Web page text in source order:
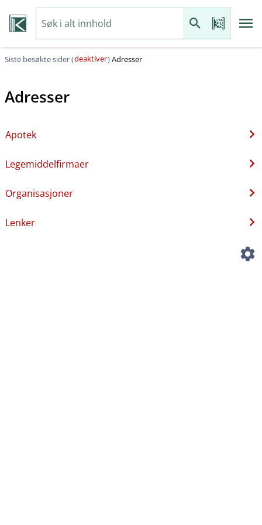
Siste besøkte sider (deaktiver)Adresser
Adresser
Apotek
Legemiddelfirmaer
Organisasjoner
Lenker